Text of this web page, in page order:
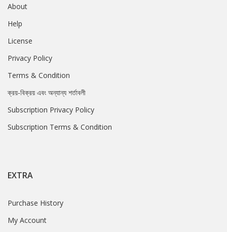
About
Help
License
Privacy Policy
Terms & Condition
ক্রয়-বিক্রয় এবং অন্যান্য শর্তাবলী
Subscription Privacy Policy
Subscription Terms & Condition
EXTRA
Purchase History
My Account